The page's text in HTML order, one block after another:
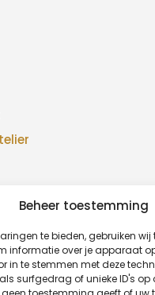
Beheer toestemming
te bieden, gebruiken
informatie over je apparaat
in te stemmen met deze
surfgedrag of unieke ID's op